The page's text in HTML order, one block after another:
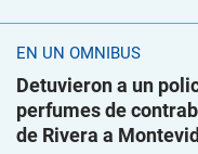
EN UN ÓMNIBUS
Detuvieron a un
perfumes de
de Rivera a